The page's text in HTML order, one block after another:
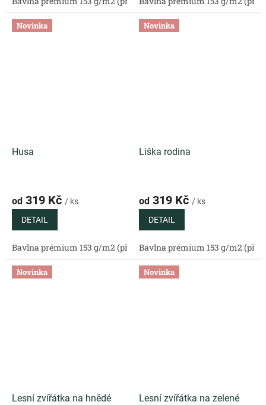
Novinka
Husa
od 319 Kč / ks
DETAIL
Bavlna prémium 153 g/m2 (přírodní) Bavlněný satén 130 g/
Novinka
Liška rodina
od 319 Kč / ks
DETAIL
Bavlna prémium 153 g/m2
Novinka
Lesní zvířátka na hnědé
Novinka
Lesní zvířátka na zelené